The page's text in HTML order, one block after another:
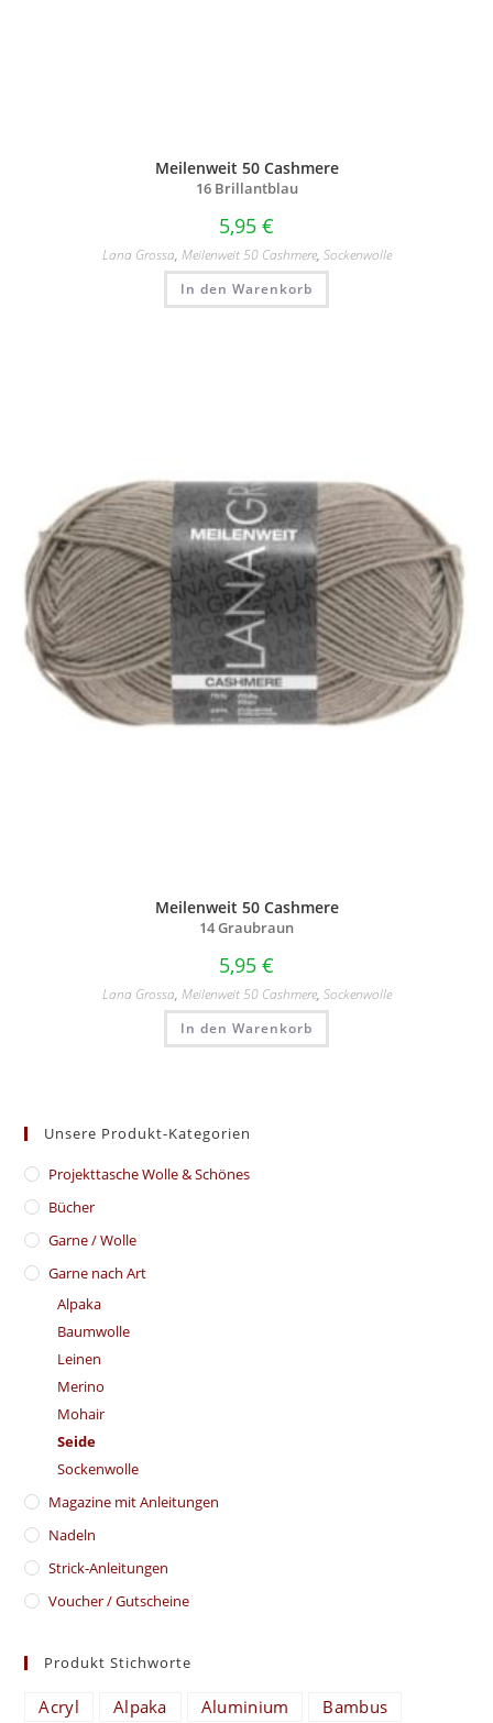
Meilenweit 50 Cashmere
16 Brillantblau
5,95 €
Lana Grossa, Meilenweit 50 Cashmere, Sockenwolle
In den Warenkorb
Meilenweit 50 Cashmere
14 Graubraun
5,95 €
Lana Grossa, Meilenweit 50 Cashmere, Sockenwolle
In den Warenkorb
Unsere Produkt-Kategorien
​Projekttasche Wolle & Schönes
Bücher
Garne / Wolle
Garne nach Art
Alpaka
Baumwolle
Leinen
Merino
Mohair
Seide
Sockenwolle
Magazine mit Anleitungen
Nadeln
Strick-Anleitungen
Voucher / Gutscheine
Produkt Stichworte
Acryl Alpaka Aluminium
Bambus